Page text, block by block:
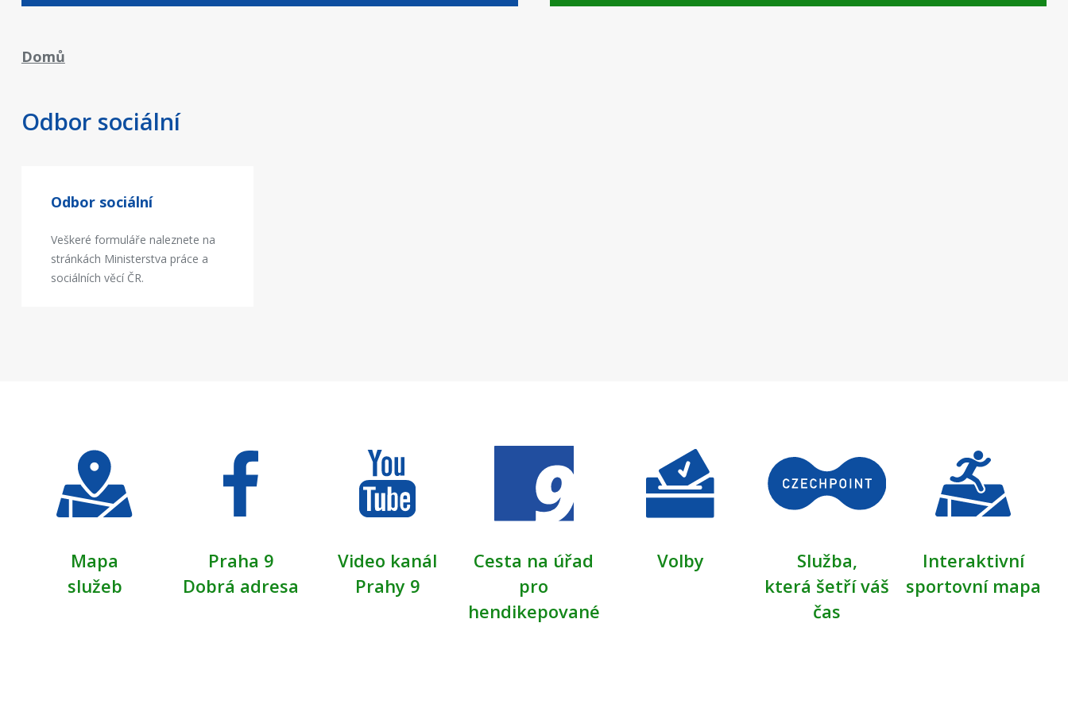
Drobečková
Domů
Odbor sociální
Odbor sociální
Veškeré formuláře naleznete na
stránkách Ministerstva práce a
sociálních věcí ČR.
Mapa
služeb
Praha 9
Dobrá adresa
Video kanál
Prahy 9
Cesta na úřad
pro
hendikepované
Volby
Služba,
která šetří váš
čas
Interaktivní
sportovní mapa